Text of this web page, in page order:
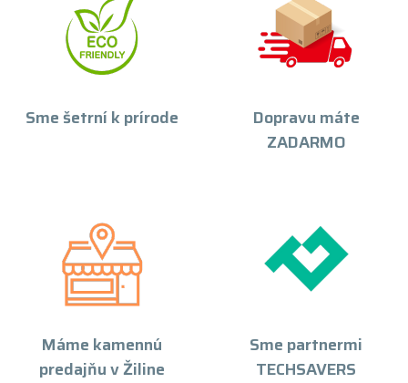
Sme šetrní k prírode
Dopravu máte
ZADARMO
Máme kamennú
predajňu v Žiline
Sme partnermi
TECHSAVERS